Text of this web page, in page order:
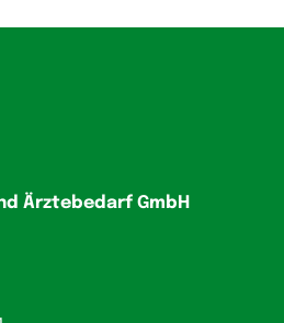
Ärztebedarf GmbH